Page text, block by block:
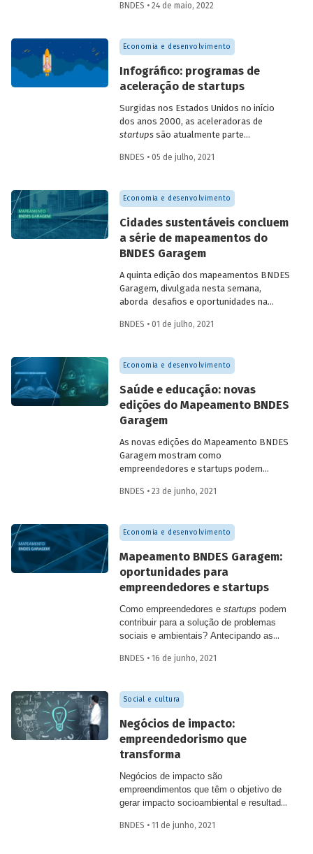
“BNDES Garagem – Negócios de
BNDES • 24 de maio, 2022
Economia e desenvolvimento
Infográfico: programas de
aceleração de startups
Surgidas nos Estados Unidos no início
dos anos 2000, as aceleradoras de
startupssão atualmente parte
empreendedorismo. Com diferentes
programas de aceleração contribuem
para ajudar startupse empreendedores,
em diferentes estágios de
desenvolvimento, a construir e consolidar
seus negócios. Entenda tudo sobre como
eles funcionam no infográfico que
BNDES • 05 de julho, 2021
Economia e desenvolvimento
Cidades sustentáveis concluem
a série de mapeamentos do
BNDES Garagem
A quinta edição dos mapeamentos BNDES
Garagem, divulgada nesta semana,
aborda desafios e oportunidades na
publicação conclui a série de
revela como empreendedores e
podem contribuir para a solução de
problemas sociais e ambientais em
diferentes temas, incluindo edições já
lançadas sobregovtech,
sustentabilidade, saúde e educação.
BNDES • 01 de julho, 2021
Economia e desenvolvimento
Saúde e educação: novas
edições do Mapeamento BNDES
Garagem
As novas edições do Mapeamento BNDES
Garagem mostram como
empreendedores e startups podem
nas áreas de saúde e educação. As
Banco divulga para ajudar a fortalecer o
ecossistema de inovação e
discussões da Semana BNDES de
Impacto (de 5 a 9 de julho).
BNDES • 23 de junho, 2021
Economia e desenvolvimento
Mapeamento BNDES Garagem:
oportunidades para
empreendedores e startups
Como empreendedores e startups podem
contribuir para a solução de problemas
sociais e ambientais? Antecipando as
Impacto, que acontece de 5 a 9 de julho,
mapeamentos realizados com
representantes das áreas de negócios da
instituição e com especialistas externos
que buscam responder essa questão.
BNDES • 16 de junho, 2021
Social e cultura
Negócios de impacto:
empreendedorismo que
transforma
Negócios de impacto são
empreendimentos que têm o objetivo de
gerar impacto socioambiental e resultado
conforme definição da Estratégia Nacional
BNDES • 11 de junho, 2021